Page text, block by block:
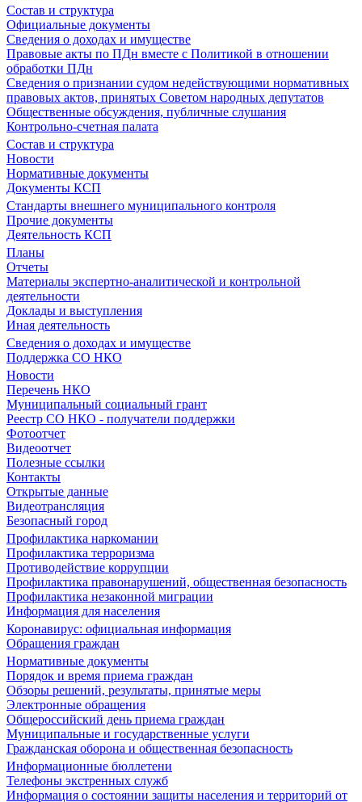
Состав и структура
Официальные документы
Сведения о доходах и имуществе
Правовые акты по ПДн вместе с Политикой в отношении
обработки ПДн
Сведения о признании судом недействующими нормативных
правовых актов, принятых Советом народных депутатов
Общественные обсуждения, публичные слушания
Контрольно-счетная палата
Состав и структура
Новости
Нормативные документы
Документы КСП
Стандарты внешнего муниципального контроля
Прочие документы
Деятельность КСП
Планы
Отчеты
Материалы экспертно-аналитической и контрольной
деятельности
Доклады и выступления
Иная деятельность
Сведения о доходах и имуществе
Поддержка СО НКО
Новости
Перечень НКО
Муниципальный социальный грант
Реестр СО НКО - получатели поддержки
Фотоотчет
Видеоотчет
Полезные ссылки
Контакты
Открытые данные
Видеотрансляция
Безопасный город
Профилактика наркомании
Профилактика терроризма
Противодействие коррупции
Профилактика правонарушений, общественная безопасность
Профилактика незаконной миграции
Информация для населения
Коронавирус: официальная информация
Обращения граждан
Нормативные документы
Порядок и время приема граждан
Обзоры решений, результаты, принятые меры
Электронные обращения
Общероссийский день приема граждан
Муниципальные и государственные услуги
Гражданская оборона и общественная безопасность
Информационные бюллетени
Телефоны экстренных служб
Информация о состоянии защиты населения и территорий от